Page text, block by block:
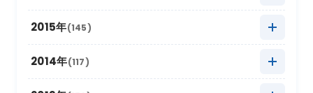
2025年2月 (6)
2024年3月 (14)
2024年2月 (5)
2023年4月
2023年3月 (13)
2023年2月 (8)
2022年5月 (11)
2022年4月
2022年3月 (10)
2021年6月 (6)
2021年5月 (9)
2021年4月
2020年7月 (8)
2020年6月 (4)
2019年9月 (12)
2019年7月 (16)
2018年10月 (20)
2018年9月 (16)
2017年11月
2017年10月 (17)
2017年9月 (6)
2016年12月 (4)
2016年11月
2016年10月 (19)
2015年(145)
2015年12月 (4)
2015年11月
2014年(117)